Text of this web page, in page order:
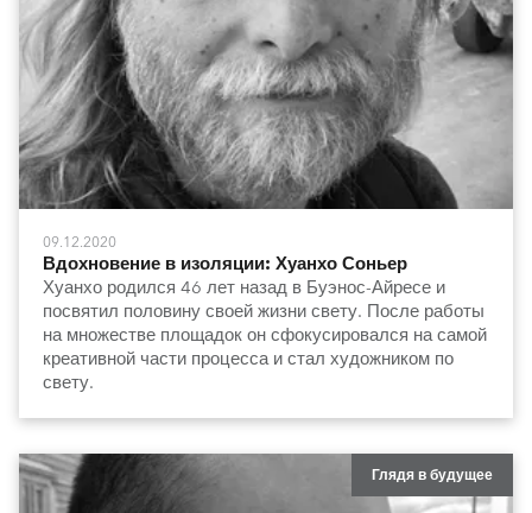
09.12.2020
Вдохновение в изоляции: Хуанхо Соньер
Хуанхо родился 46 лет назад в Буэнос-Айресе и
посвятил половину своей жизни свету. После работы
на множестве площадок он сфокусировался на самой
креативной части процесса и стал художником по
свету.
Глядя в будущее